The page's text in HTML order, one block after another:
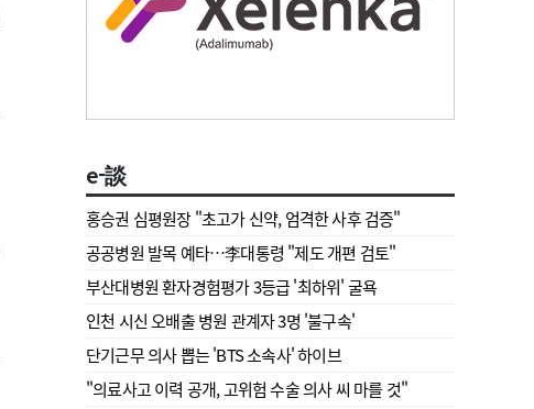
e-談
홍승권 심평원장 " 초고가 신약, 엄격한 사후 검증"
공공병원 발목 예타…李대통령 "제도 개편 검토"
부산대병원 환자경험평가 3등급 '최하위' 굴욕
인천 시신 오배출 병원 관계자 3명 '불구속'
단기근무 의사 뽑는 'BTS 소속사' 하이브
"의료사고 이력 공개, 고위험 수술 의사 씨 마를 것"